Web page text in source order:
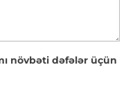
növbəti dəfələr üçün